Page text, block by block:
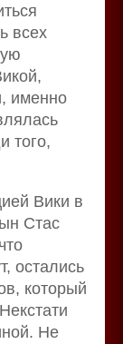
всех
именно
того,
Вики в
Стас
остались
который
Не